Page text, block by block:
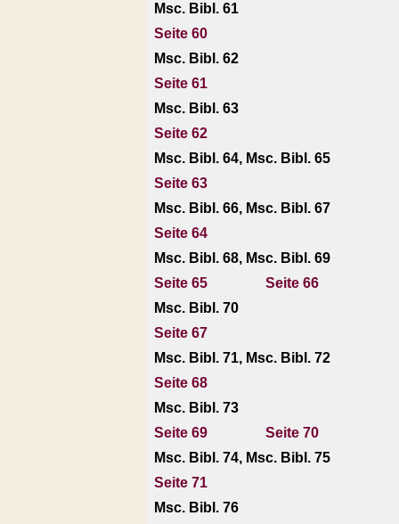
Msc. Bibl. 61
Seite 60
Msc. Bibl. 62
Seite 61
Msc. Bibl. 63
Seite 62
Msc. Bibl. 64, Msc. Bibl. 65
Seite 63
Msc. Bibl. 66, Msc. Bibl. 67
Seite 64
Msc. Bibl. 68, Msc. Bibl. 69
Seite 65
Seite 66
Msc. Bibl. 70
Seite 67
Msc. Bibl. 71, Msc. Bibl. 72
Seite 68
Msc. Bibl. 73
Seite 69
Seite 70
Msc. Bibl. 74, Msc. Bibl. 75
Seite 71
Msc. Bibl. 76